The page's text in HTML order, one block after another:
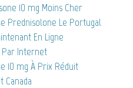
10 mg Moins Cher
Prednisolone Le Portugal
En Ligne
Par Internet
10 mg À Prix Réduit
Canada